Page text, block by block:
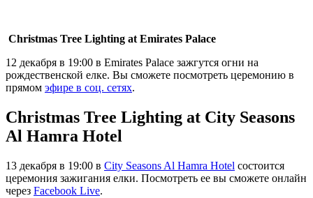
Christmas Tree Lighting at Emirates Palace
12 декабря в 19:00 в Emirates Palace зажгутся огни на
рождественской елке. Вы сможете посмотреть церемонию в
прямом эфире в соц. сетях.
Christmas Tree Lighting at City Seasons
Al Hamra Hotel
13 декабря в 19:00 в City Seasons Al Hamra Hotel состоится
церемония зажигания елки. Посмотреть ее вы сможете онлайн
через Facebook Live.